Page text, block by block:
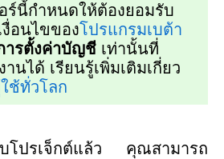
ร์นี้กำหนดให้ต้องยอมรับ
อนไขของโปรแกรมเบต้า
ารตั้งค่าบัญชี เท่านั้นที่
นได้ เรียนรู้เพิ่มเติมเกี่ยว
ช้ทั่วโลก
บโปรเจ็กต์แล้ว คุณสามารถ